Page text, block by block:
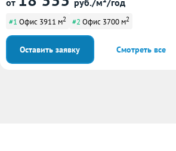
от руб./м²/год
#1 Офис 3911 м2 #2 Офис 3700 м2
Оставить заявку Смотреть все